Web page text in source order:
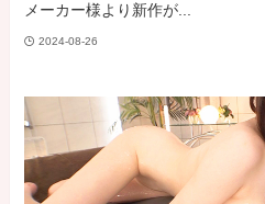
メーカー様より新作が...
2024-08-26